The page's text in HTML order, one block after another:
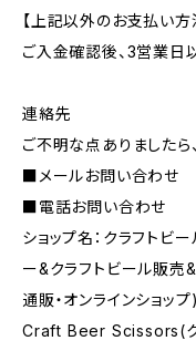
【上記以外のお支払い方
ご入金確認後、3営業日
連絡先
ご不明な点ありましたら
■メールお問い合わ
■電話お問い合わ
ショップ名：クラフトビ
ー&クラフトビール販売
通販・オンラインショップ)
Craft Beer Scissors(ク